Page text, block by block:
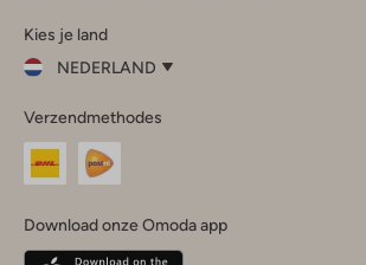
InstagramFacebook
Kies je land
NEDERLAND
je
land
Nederland
Belgique(Français)
Verzendmethodes
Download onze Omoda app